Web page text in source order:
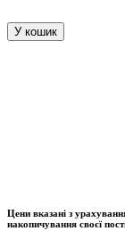
У кошик
Цени вказані з
накопичування своєї